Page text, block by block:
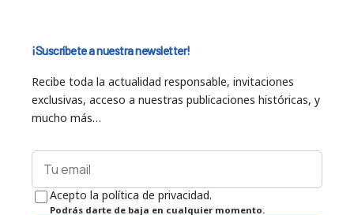
¡Suscríbete a nuestra newsletter!
Recibe toda la actualidad responsable, invitaciones
exclusivas, acceso a nuestras publicaciones históricas, y
mucho más…
Acepto la política de privacidad.
Podrás darte de baja en cualquier momento.